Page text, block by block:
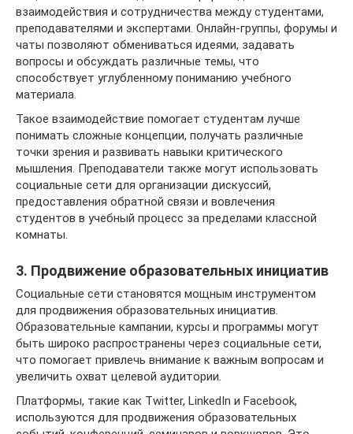
взаимодействия и сотрудничества между студентами,
преподавателями и экспертами. Онлайн-группы, форумы и
чаты позволяют обмениваться идеями, задавать
вопросы и обсуждать различные темы, что
способствует углубленному пониманию учебного
материала.
Такое взаимодействие помогает студентам лучше
понимать сложные концепции, получать различные
точки зрения и развивать навыки критического
мышления. Преподаватели также могут использовать
социальные сети для организации дискуссий,
предоставления обратной связи и вовлечения
студентов в учебный процесс за пределами классной
комнаты.
3. Продвижение образовательных инициатив
Социальные сети становятся мощным инструментом
для продвижения образовательных инициатив.
Образовательные кампании, курсы и программы могут
быть широко распространены через социальные сети,
что помогает привлечь внимание к важным вопросам и
увеличить охват целевой аудитории.
Платформы, такие как Twitter, LinkedIn и Facebook,
используются для продвижения образовательных